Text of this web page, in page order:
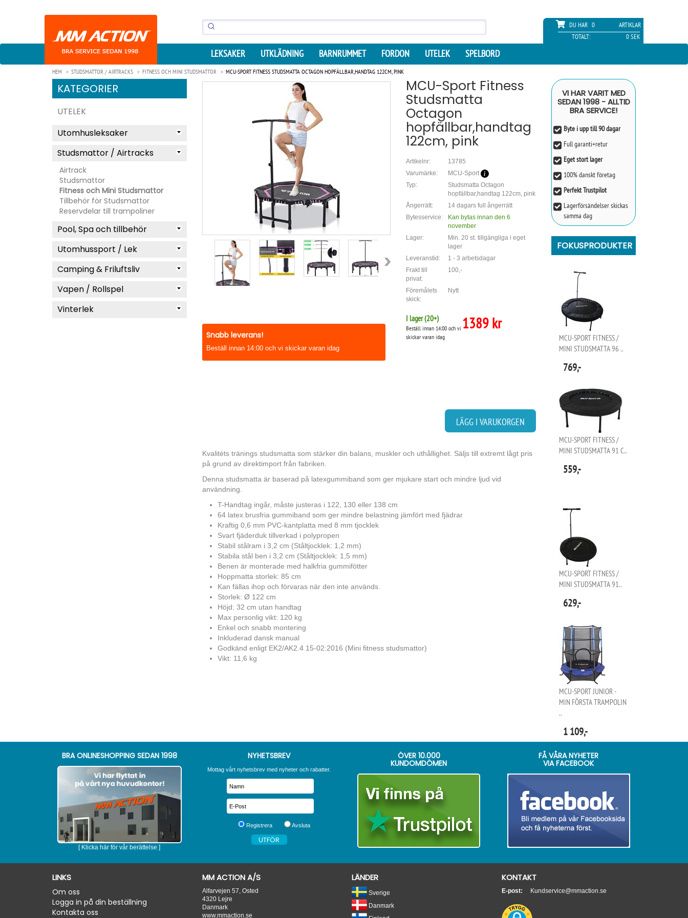
DU HAR 0
ARTIKLAR
TOTALT:
0 SEK
LEKSAKER UTKLÄDNING BARNRUMMET FORDON UTELEK SPELBORD
HEM STUDSMATTOR / AIRTRACKS FITNESS OCH MINI STUDSMATTOR MCU-SPORT FITNESS STUDSMATTA OCTAGON HOPFÄLLBAR,HANDTAG 122CM, PINK
KATEGORIER
UTELEK
Utomhusleksaker
Studsmattor / Airtracks
Airtrack
Studsmattor
Fitness och Mini Studsmattor
Tillbehör för Studsmattor
Reservdelar till trampoliner
Pool, Spa och tillbehör
Utomhussport / Lek
Camping & Friluftsliv
Vapen / Rollspel
Vinterlek
Snabb leverans!
Beställ innan 14:00 och vi skickar varan idag
MCU-Sport Fitness
Studsmatta
Octagon
hopfällbar,handtag
122cm, pink
Artikelnr:
13785
Varumärke:
MCU-Sport
Typ:
Studsmatta Octagon
hopfällbar,handtag 122cm, pink
Ångerrätt:
14 dagars full ångerrätt
Bytesservice:
Kan bytas innan den 6
november
Lager:
Min. 20 st. tillgängliga i eget
lager
Leveranstid:
1 - 3 arbetsdagar
Frakt till
privat:
100,-
Föremålets
skick:
Nytt
I lager (20+)
Beställ innan 14:00 och vi
skickar varan idag
1389 kr
LÄGG I VARUKORGEN
Kvalitéts tränings studsmatta som stärker din balans, muskler och uthållighet. Säljs till extremt lågt pris
på grund av direktimport från fabriken.
Denna studsmatta är baserad på latexgummiband som ger mjukare start och mindre ljud vid
användning.
T-Handtag ingår, måste justeras i 122, 130 eller 138 cm
64 latex brusfria gummiband som ger mindre belastning jämfört med fjädrar
Kraftig 0,6 mm PVC-kantplatta med 8 mm tjocklek
Svart fjäderduk tillverkad i polypropen
Stabil stålram i 3,2 cm (Ståltjocklek: 1,2 mm)
Stabila stål ben i 3,2 cm (Ståltjocklek: 1,5 mm)
Benen är monterade med halkfria gummifötter
Hoppmatta storlek: 85 cm
Kan fällas ihop och förvaras när den inte används.
Storlek: Ø 122 cm
Höjd: 32 cm utan handtag
Max personlig vikt: 120 kg
Enkel och snabb montering
Inkluderad dansk manual
Godkänd enligt EK2/AK2.4 15-02:2016 (Mini fitness studsmattor)
Vikt: 11,6 kg
VI HAR VARIT MED
SEDAN 1998 - ALLTID
BRA SERVICE!
Byte i upp till 90 dagar
Full garanti+retur
Eget stort lager
100% danskt företag
Perfekt Trustpilot
Lagerförsändelser skickas
samma dag
FOKUSPRODUKTER
MCU-SPORT FITNESS /
MINI STUDSMATTA 96 ..
769,-
MCU-SPORT FITNESS /
MINI STUDSMATTA 91 C..
559,-
MCU-SPORT FITNESS /
MINI STUDSMATTA 91..
629,-
MCU-SPORT JUNIOR -
MIN FÖRSTA TRAMPOLIN
..
1 109,-
BRA ONLINESHOPPING SEDAN 1998
[ Klicka här för vår berättelse ]
NYHETSBREV
Mottag vårt nyhetsbrev med nyheter och rabatter.
Registrera Avsluta
ÖVER 10.000
KUNDOMDÖMEN
FÅ VÅRA NYHETER
VIA FACEBOOK
LINKS
Om oss
Logga in på din beställning
Kontakta oss
MM ACTION A/S
Alfarvejen 57, Osted
4320 Lejre
Danmark
www.mmaction.se
LÄNDER
Sverige
Danmark
KONTAKT
E-post: Kundservice@mmaction.se